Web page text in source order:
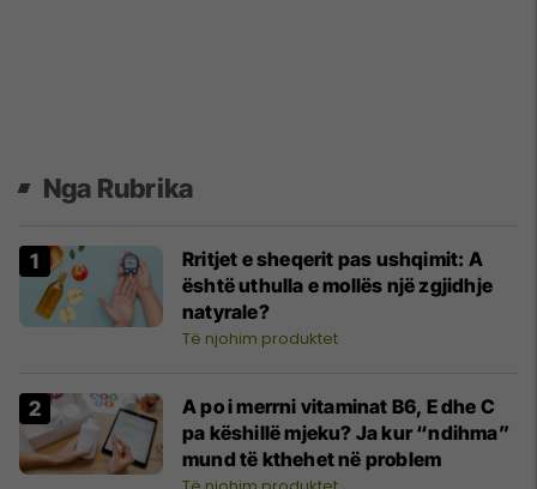
Nga Rubrika
Rritjet e sheqerit pas ushqimit: A
është uthulla e mollës një zgjidhje
natyrale?
Të njohim produktet
A po i merrni vitaminat B6, E dhe C
pa këshillë mjeku? Ja kur “ndihma”
mund të kthehet në problem